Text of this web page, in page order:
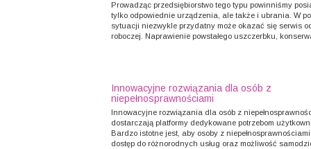
Prowadząc przedsiębiorstwo tego typu powinniśmy
tylko odpowiednie urządzenia, ale także i ubrania. W
sytuacji niezwykle przydatny może okazać się serwis
roboczej. Naprawienie powstałego uszczerbku,
Innowacyjne rozwiązania dla osób z
niepełnosprawnościami
Innowacyjne rozwiązania dla osób z
dostarczają platformy dedykowane potrzebom
Bardzo istotne jest, aby osoby z niepełnosprawnościami
dostęp do różnorodnych usług oraz możliwość